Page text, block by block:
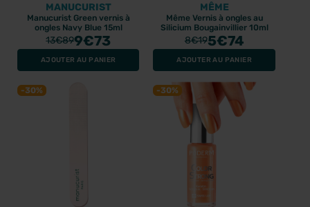
MANUCURIST
Manucurist Green vernis à
ongles Navy Blue 15ml
13€899€73
AJOUTER AU PANIER
MÊME
Même Vernis à ongles au
Silicium Bougainvillier 10ml
8€195€74
AJOUTER AU PANIER
-30% -30%